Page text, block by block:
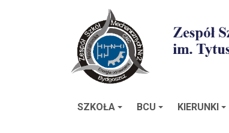
SZKOŁA BCU KIERUNKI